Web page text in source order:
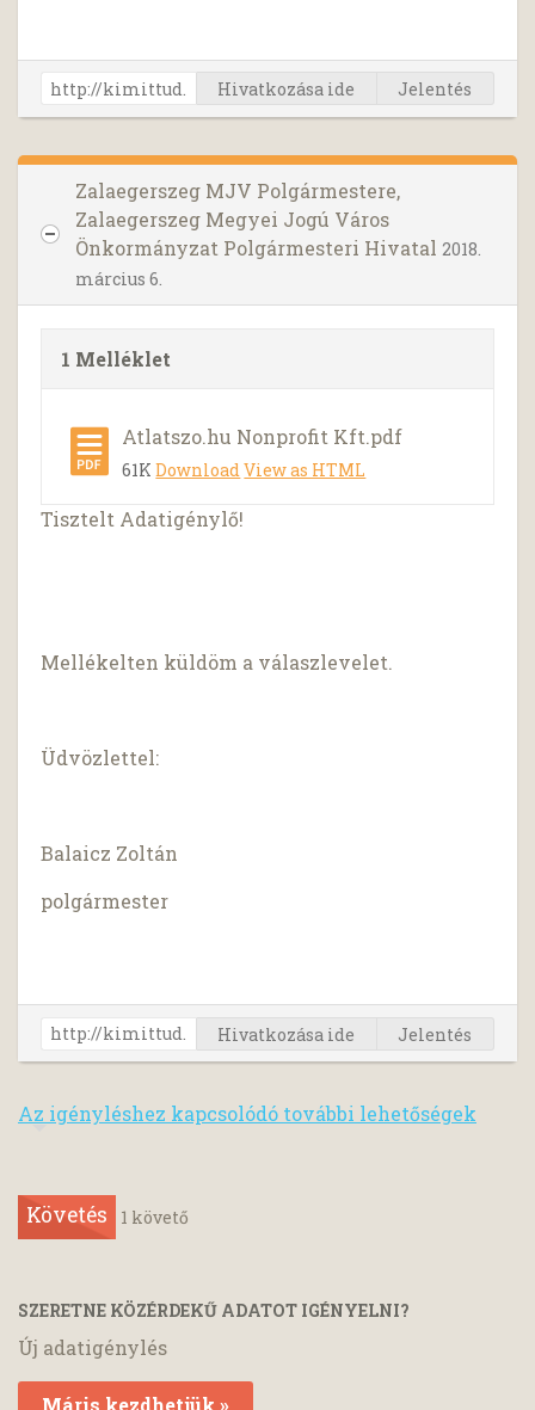
Hivatkozása ide Jelentés
Zalaegerszeg MJV Polgármestere,
Zalaegerszeg Megyei Jogú Város
Önkormányzat Polgármesteri Hivatal 2018.
március 6.
1 Melléklet
Atlatszo.hu Nonprofit Kft.pdf
61KDownloadView as HTML
Tisztelt Adatigénylő!
Mellékelten küldöm a válaszlevelet.
Üdvözlettel:
Balaicz Zoltán
polgármester
Hivatkozása ide Jelentés
Az igényléshez kapcsolódó további lehetőségek
Követés 1 követő
SZERETNE KÖZÉRDEKŰ ADATOT IGÉNYELNI?
Új adatigénylés